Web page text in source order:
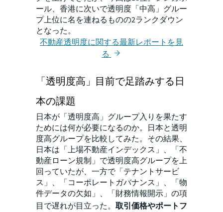
ール、香港に次いで透明度「中高」グルー
プ上位に名を連ねるものの2ランクダウン
となった。
不動産透明度に関する最新レポートを見
る
「透明度高」目前で足踏みする日
本の課題
日本が「透明度高」グループ入りを果たす
ためには何が必要になるのか。日本と透明
度高グループを比較してみた。その結果、
日本は「上場不動産インデックス」、「不
動産ローン規制」で透明度高グループを上
回っていたが、一方で「テナントサービ
ス」、「コーポレートガバナンス」、「物
件データの欠如」、「財務情報開示」の項
目で遅れが目立った。 取引価格やポートフ